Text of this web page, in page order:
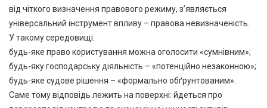
від чіткого визначення правового режиму, з’являється
універсальний інструмент впливу – правова невизначеність.
У такому середовищі:
будь-яке право користування можна оголосити «сумнівним»;
будь-яку господарську діяльність – «потенційно незаконною»;
будь-яке судове рішення – «формально обґрунтованим».
Саме тому відповідь лежить на поверхні: йдеться про